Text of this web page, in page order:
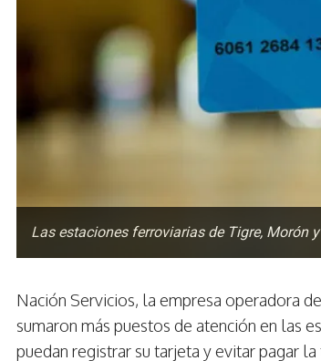
Las estaciones ferroviarias de Tigre, Morón
Nación Servicios, la empresa operadora
sumaron más puestos de atención en las
puedan registrar su tarjeta y evitar pagar